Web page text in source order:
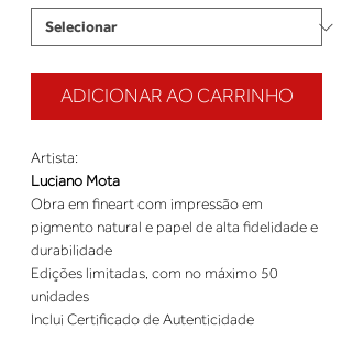
ADICIONAR AO CARRINHO
Artista:
Luciano Mota
Obra em fineart com impressão em
pigmento natural e papel de alta fidelidade e
durabilidade
Edições limitadas, com no máximo 50
unidades
Inclui Certificado de Autenticidade